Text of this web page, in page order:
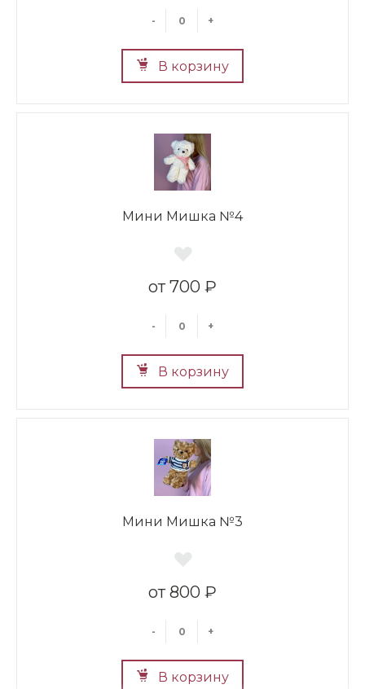
- +
В корзину
Мини Мишка №4
700 ₽
- +
В корзину
Мини Мишка №3
800 ₽
- +
В корзину